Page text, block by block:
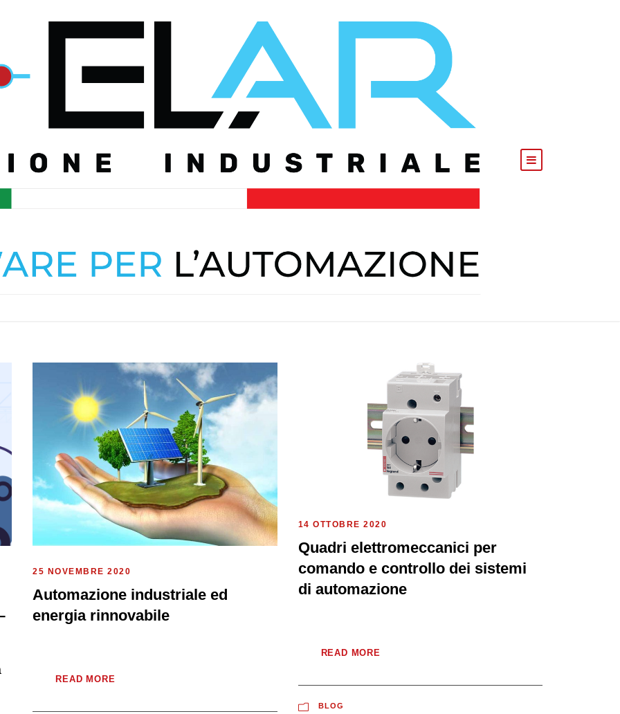
25 NOVEMBRE 2020
Automazione industriale ed
energia rinnovabile
READ MORE
14 OTTOBRE 2020
Quadri elettromeccanici per
comando e controllo dei sistemi
di automazione
READ MORE
BLOG